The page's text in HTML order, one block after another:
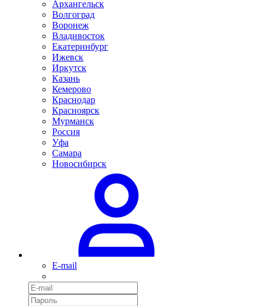
Архангельск
Волгоград
Воронеж
Владивосток
Екатеринбург
Ижевск
Иркутск
Казань
Кемерово
Краснодар
Красноярск
Мурманск
Россия
Уфа
Самара
Новосибирск
E-mail